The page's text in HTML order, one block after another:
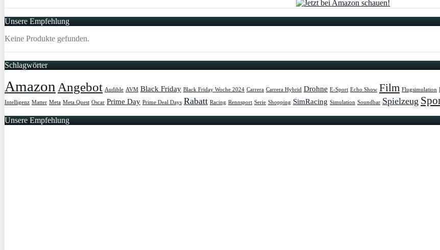
Unsere Empfehlung
Keine Produkte gefunden.
Schlagwörter
AmazonAngebot Audible AVM Black Friday Black Friday Woche 2024 Carrera Carrera Hybrid Drohne E-Sport Echo Show Film Flugsimulation
Intelligenz Matter Meta Meta Quest Oscar Prime Day Prime Deal Days Rabatt Racing Rennsport Serie Shopping SimRacing Simulation Soundbar Spielzeug
Unsere Empfehlung